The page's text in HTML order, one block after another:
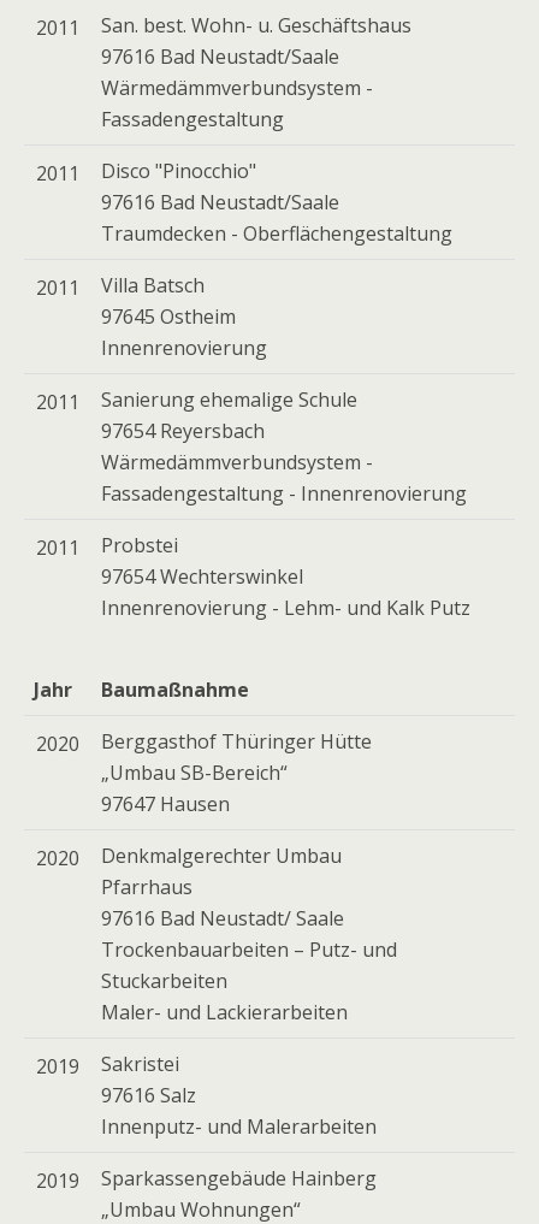
2011
San. best. Wohn- u. Geschäftshaus
97616 Bad Neustadt/Saale
Wärmedämmverbundsystem -
Fassadengestaltung
2011
Disco "Pinocchio"
97616 Bad Neustadt/Saale
Traumdecken - Oberflächengestaltung
2011
Villa Batsch
97645 Ostheim
Innenrenovierung
2011
Sanierung ehemalige Schule
97654 Reyersbach
Wärmedämmverbundsystem -
Fassadengestaltung - Innenrenovierung
2011
Probstei
97654 Wechterswinkel
Innenrenovierung - Lehm- und Kalk Putz
Jahr Baumaßnahme
2020
Berggasthof Thüringer Hütte
„Umbau SB-Bereich“
97647 Hausen
2020
Denkmalgerechter Umbau
Pfarrhaus
97616 Bad Neustadt/ Saale
Trockenbauarbeiten – Putz- und
Stuckarbeiten
Maler- und Lackierarbeiten
2019
Sakristei
97616 Salz
Innenputz- und Malerarbeiten
2019
Sparkassengebäude Hainberg
„Umbau Wohnungen“